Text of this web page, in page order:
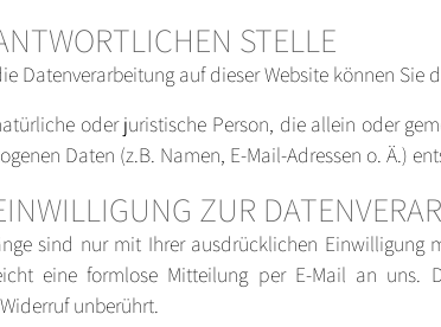
STELLE
Datenverarbeitung auf dieser Website können Sie
oder juristische Person, die allein oder
Daten (z.B. Namen, E-Mail-Adressen o. Ä.)
ZUR
sind nur mit Ihrer ausdrücklichen
eine formlose Mitteilung per E-Mail an uns.
unberührt.